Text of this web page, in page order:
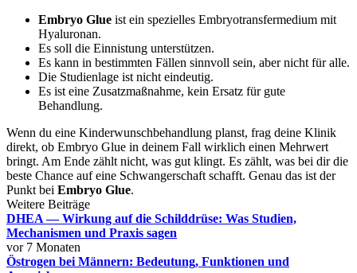
Embryo Glue ist ein spezielles Embryotransfermedium mit
Hyaluronan.
Es soll die Einnistung unterstützen.
Es kann in bestimmten Fällen sinnvoll sein, aber nicht für alle.
Die Studienlage ist nicht eindeutig.
Es ist eine Zusatzmaßnahme, kein Ersatz für gute
Behandlung.
Wenn du eine Kinderwunschbehandlung planst, frag deine Klinik
direkt, ob Embryo Glue in deinem Fall wirklich einen Mehrwert
bringt. Am Ende zählt nicht, was gut klingt. Es zählt, was bei dir die
beste Chance auf eine Schwangerschaft schafft. Genau das ist der
Punkt bei Embryo Glue.
Weitere Beiträge
DHEA — Wirkung auf die Schilddrüse: Was Studien,
Mechanismen und Praxis sagen
vor 7 Monaten
Östrogen bei Männern: Bedeutung, Funktionen und